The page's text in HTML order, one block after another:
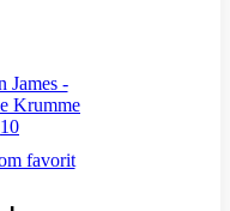
favorit